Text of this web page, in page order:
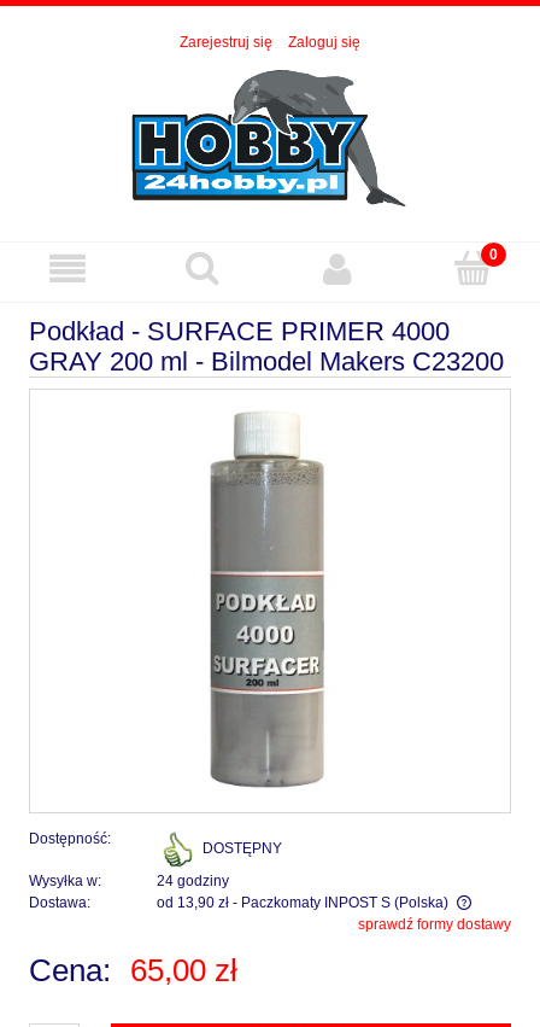
Zarejestruj się Zaloguj się
Podkład - SURFACE PRIMER 4000
GRAY 200 ml - Bilmodel Makers C23200
Dostępność:
DOSTĘPNY
Wysyłka w:
24 godziny
Dostawa:
od 13,90 zł - Paczkomaty INPOST S (Polska)
Cena nie zawiera ewentualnych kosztów płatnościsprawdź formy dostawy
Cena: 65,00 zł